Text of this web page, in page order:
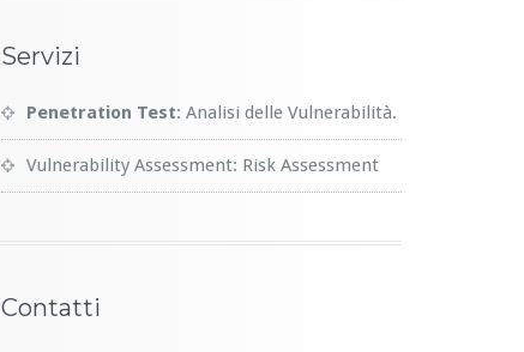
Servizi
Penetration Test: Analisi delle Vulnerabilità.
Vulnerability Assessment: Risk Assessment
Contatti